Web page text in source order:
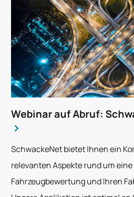
Webinar auf Abruf:
SchwackeNet bietet Ihnen ein
relevanten Aspekte rund um
Fahrzeugbewertung und Ihren